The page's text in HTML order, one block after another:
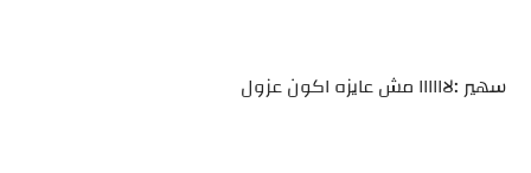
سهير :لاااااا مش عايزه اكون عزول